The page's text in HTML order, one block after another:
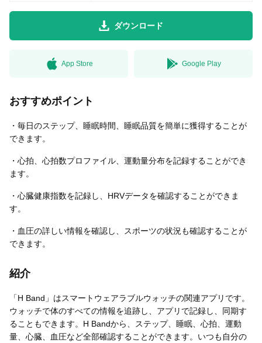
無料猫ミーム
ダウンロード
App Store Google Play
おすすめポイント
・毎日のステップ、睡眠時間、睡眠品質を簡単に獲得することが
できます。
・心拍、心拍数プロファイル、運動量分布を記録することができ
ます。
・心臓健康指数を記録し、HRVデータを確認することができま
す。
・血圧の詳しい情報を確認し、スポーツの状況も確認することが
できます。
紹介
「H Band」はスマートウェアラブルウォッチの関連アプリです。
ウォッチで体のすべての情報を追跡し、アプリで記録し、同期す
ることもできます。H Bandから、ステップ、睡眠、心拍、運動
量、心臓、血圧など全部確認することができます。いつも自分の